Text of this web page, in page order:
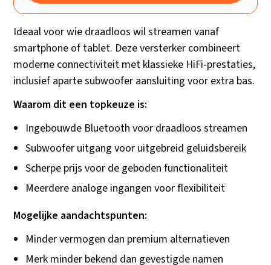
Ideaal voor wie draadloos wil streamen vanaf
smartphone of tablet. Deze versterker combineert
moderne connectiviteit met klassieke HiFi-prestaties,
inclusief aparte subwoofer aansluiting voor extra bas.
Waarom dit een topkeuze is:
Ingebouwde Bluetooth voor draadloos streamen
Subwoofer uitgang voor uitgebreid geluidsbereik
Scherpe prijs voor de geboden functionaliteit
Meerdere analoge ingangen voor flexibiliteit
Mogelijke aandachtspunten:
Minder vermogen dan premium alternatieven
Merk minder bekend dan gevestigde namen